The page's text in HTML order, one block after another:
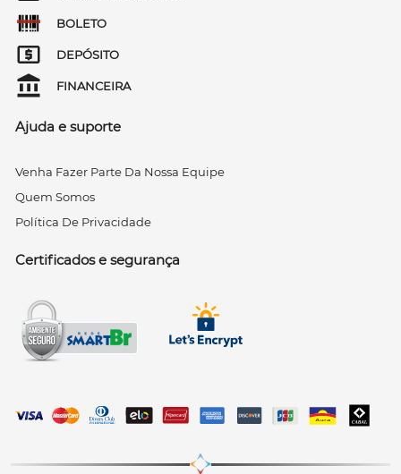
BOLETO
DEPÓSITO
FINANCEIRA
Ajuda e suporte
Venha Fazer Parte Da Nossa Equipe
Quem Somos
Política De Privacidade
Certificados e segurança